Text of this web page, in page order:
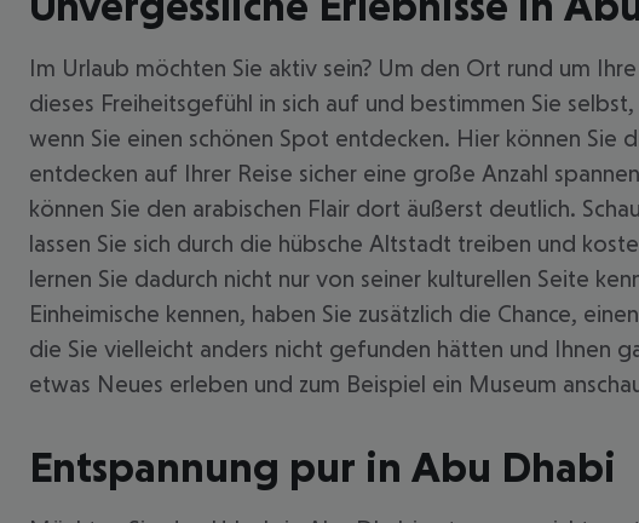
Im Urlaub möchten Sie aktiv sein? Um den Ort rund um
dieses Freiheitsgefühl in sich auf und bestimmen Sie
wenn Sie einen schönen Spot entdecken. Hier können Sie
entdecken auf Ihrer Reise sicher eine große Anzahl
können Sie den arabischen Flair dort äußerst deutlich.
lassen Sie sich durch die hübsche Altstadt treiben und
lernen Sie dadurch nicht nur von seiner kulturellen Seite
Einheimische kennen, haben Sie zusätzlich die Chance,
die Sie vielleicht anders nicht gefunden hätten und Ihnen
etwas Neues erleben und zum Beispiel ein Museum
Entspannung pur in Abu Dhabi